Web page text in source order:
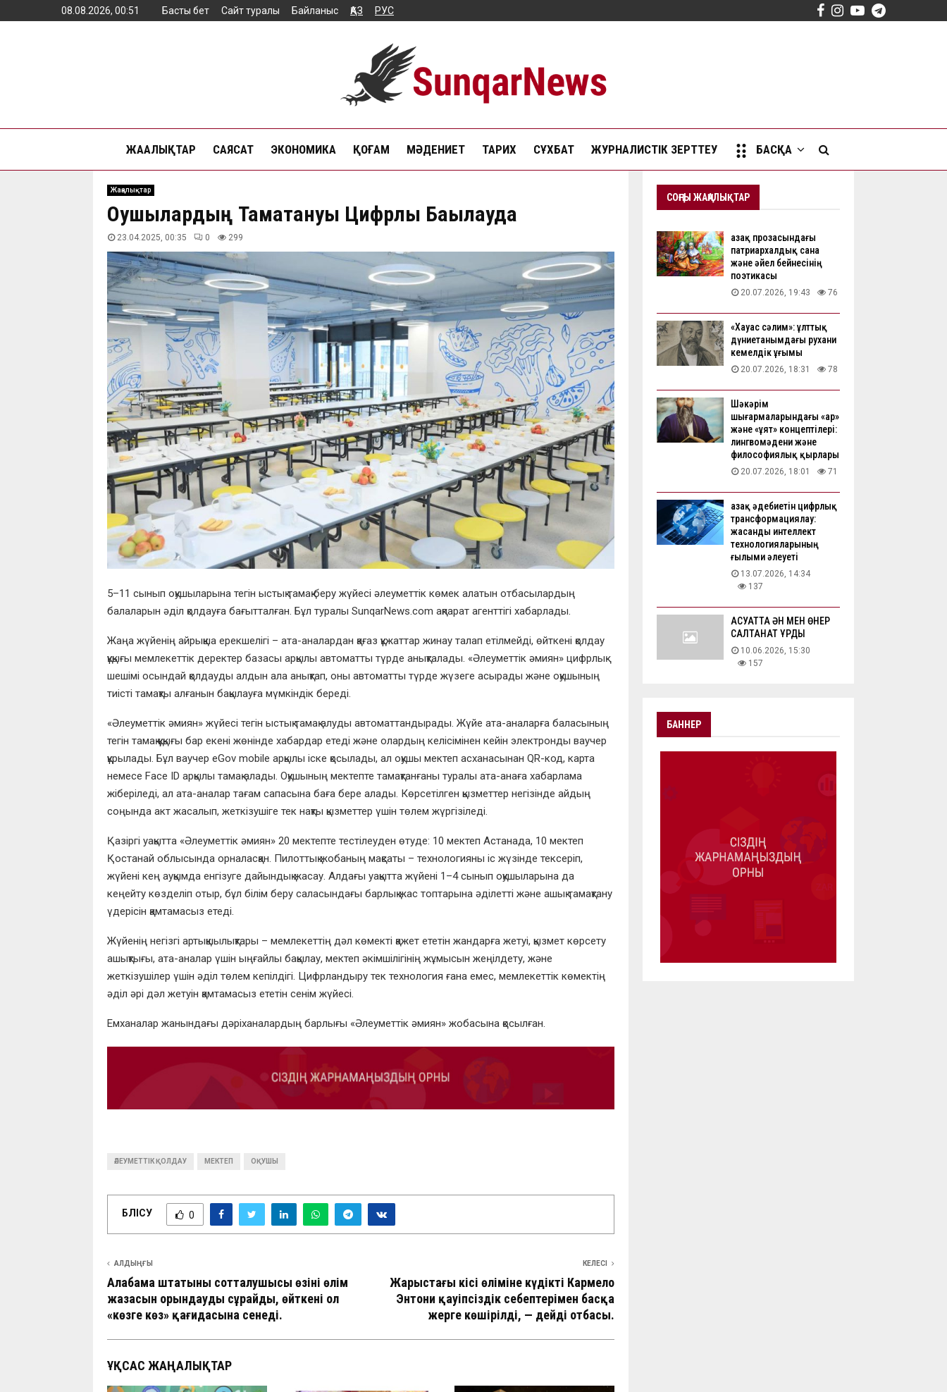
08.08.2026, 00:51 Басты бет Сайт туралы Байланыс ҚАЗ РУС Facebook
Instagram
YoutubeTelegram
ЖАҢАЛЫҚТАР САЯСАТ ЭКОНОМИКА ҚОҒАМ МӘДЕНИЕТ ТАРИХ СҰХБАТ ЖУРНАЛИСТІК ЗЕРТТЕУ БАСҚА
Жаңалықтар
Оқушылардың Тамақтануы Цифрлық Бақылауда
23.04.2025, 00:35 0 299
5–11 сынып оқушыларына тегін ыстық тамақ беру жүйесі әлеуметтік көмек алатын отбасылардың
балаларын әділ қолдауға бағытталған. Бұл туралы SunqarNews.com ақпарат агенттігі хабарлады.
Жаңа жүйенің айрықша ерекшелігі – ата-аналардан қағаз құжаттар жинау талап етілмейді, өйткені қолдау
құқығы мемлекеттік деректер базасы арқылы автоматты түрде анықталады. «Әлеуметтік әмиян» цифрлық
шешімі осындай қолдауды алдын ала анықтап, оны автоматты түрде жүзеге асырады және оқушының
тиісті тамақты алғанын бақылауға мүмкіндік береді.
«Әлеуметтік әмиян» жүйесі тегін ыстық тамақ алуды автоматтандырады. Жүйе ата-аналарға баласының
тегін тамақ құқығы бар екені жөнінде хабардар етеді және олардың келісімінен кейін электронды ваучер
құрылады. Бұл ваучер eGov mobile арқылы іске қосылады, ал оқушы мектеп асханасынан QR-код, карта
немесе Face ID арқылы тамақ алады. Оқушының мектепте тамақтанғаны туралы ата-анаға хабарлама
жіберіледі, ал ата-аналар тағам сапасына баға бере алады. Көрсетілген қызметтер негізінде айдың
соңында акт жасалып, жеткізушіге тек нақты қызметтер үшін төлем жүргізіледі.
Қазіргі уақытта «Әлеуметтік әмиян» 20 мектепте тестілеуден өтуде: 10 мектеп Астанада, 10 мектеп
Қостанай облысында орналасқан. Пилоттық жобаның мақсаты – технологияны іс жүзінде тексеріп,
жүйені кең ауқымда енгізуге дайындық жасау. Алдағы уақытта жүйені 1–4 сынып оқушыларына да
кеңейту көзделіп отыр, бұл білім беру саласындағы барлық жас топтарына әділетті және ашық тамақтану
үдерісін қамтамасыз етеді.
Жүйенің негізгі артықшылықтары – мемлекеттің дәл көмекті қажет ететін жандарға жетуі, қызмет көрсету
ашықтығы, ата-аналар үшін ыңғайлы бақылау, мектеп әкімшілігінің жұмысын жеңілдету, және
жеткізушілер үшін әділ төлем кепілдігі. Цифрландыру тек технология ғана емес, мемлекеттік көмектің
әділ әрі дәл жетуін қамтамасыз ететін сенім жүйесі.
Емханалар жанындағы дәріханалардың барлығы «Әлеуметтік әмиян» жобасына қосылған.
ӘЛЕУМЕТТІК ҚОЛДАУ МЕКТЕП ОҚУШЫ
БӨЛІСУ 0
АЛДЫҢҒЫ
Алабама штатының сотталушысы өзінің өлім
жазасын орындауды сұрайды, өйткені ол
«көзге көз» қағидасына сенеді.
КЕЛЕСІ
Жарыстағы кісі өліміне күдікті Кармело
Энтони қауіпсіздік себептерімен басқа
жерге көшірілді, — дейді отбасы.
ҰҚСАС ЖАҢАЛЫҚТАР
СОҢҒЫ ЖАҢАЛЫҚТАР
Қазақ прозасындағы
патриархалдық сана
және әйел бейнесінің
поэтикасы
20.07.2026, 19:43 76
«Хауас сәлим»: ұлттық
дүниетанымдағы рухани
кемелдік ұғымы
20.07.2026, 18:31 78
Шәкәрім
шығармаларындағы «ар»
және «ұят» концептілері:
лингвомәдени және
философиялық қырлары
20.07.2026, 18:01 71
Қазақ әдебиетін цифрлық
трансформациялау:
жасанды интеллект
технологияларының
ғылыми әлеуеті
13.07.2026, 14:34
137
АҚСУАТТА ӘН МЕН ӨНЕР
САЛТАНАТ ҚҰРДЫ
10.06.2026, 15:30
157
БАННЕР